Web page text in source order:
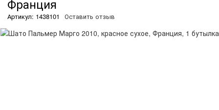
Франция
Артикул: 1438101 Оставить отзыв